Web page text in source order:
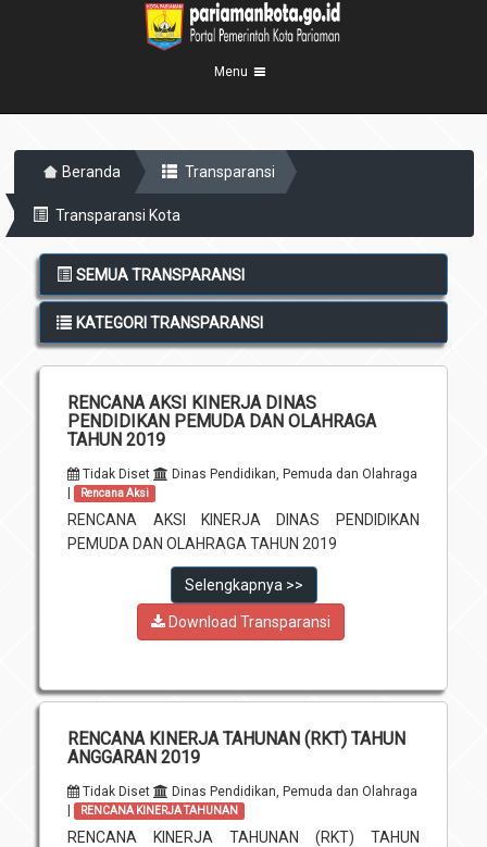
Menu
Profil Kota
Sejarah
Demografis
Eksekutif
Legislatif
Perangkat Daerah
Sekretariat Daerah
Kecamatan
Kelurahan
Unit Pelaksana Teknis (UPT)
Berita Kota
Transparansi
Informasi
Layanan
Pengumuman
Infografis
Download
Penghargaan
Beranda Transparansi
Transparansi Kota
SEMUA TRANSPARANSI
KATEGORI TRANSPARANSI
RENCANA AKSI KINERJA DINAS
PENDIDIKAN PEMUDA DAN OLAHRAGA
TAHUN 2019
Tidak Diset
Dinas Pendidikan, Pemuda dan Olahraga
|
Rencana Aksi
RENCANA AKSI KINERJA DINAS PENDIDIKAN
PEMUDA DAN OLAHRAGA TAHUN 2019
Selengkapnya >>
Download Transparansi
RENCANA KINERJA TAHUNAN (RKT) TAHUN
ANGGARAN 2019
Tidak Diset
Dinas Pendidikan, Pemuda dan Olahraga
|
RENCANA KINERJA TAHUNAN
RENCANA KINERJA TAHUNAN (RKT) TAHUN